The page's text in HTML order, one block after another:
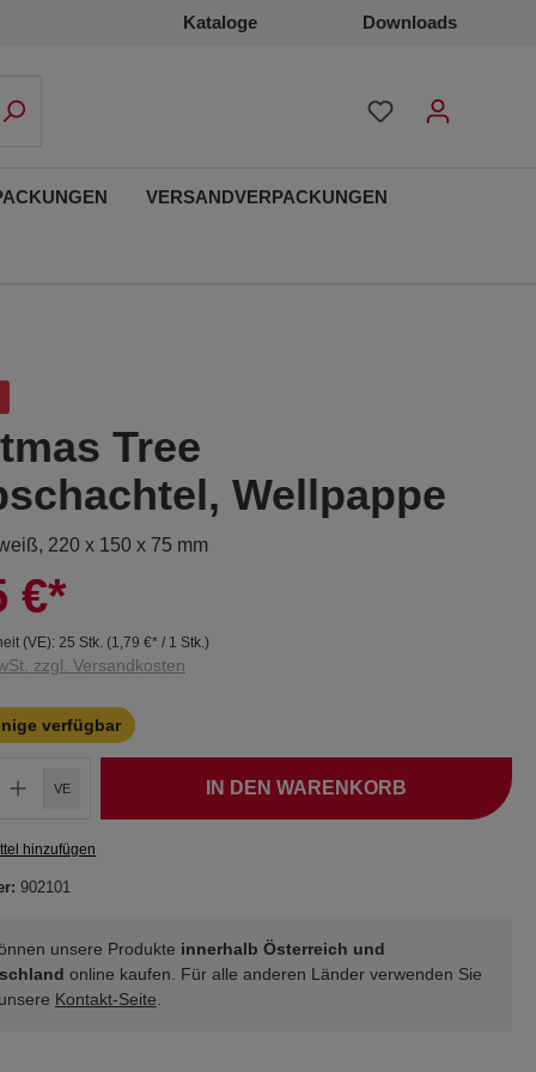
Kataloge Downloads
VERSANDVERPACKUNGEN
Tree
Wellpappe
220 x 150 x 75 mm
€*
(VE): 25 Stk. (1,79 €* / 1 Stk.)
zzgl. Versandkosten
verfügbar
VE IN DEN WARENKORB
hinzufügen
902101
unsere Produkte innerhalb Österreich und
online kaufen. Für alle anderen Länder verwenden Sie
Kontakt-Seite.